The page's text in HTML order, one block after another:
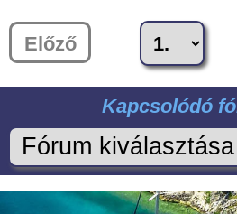
Előző
Kapcsolódó